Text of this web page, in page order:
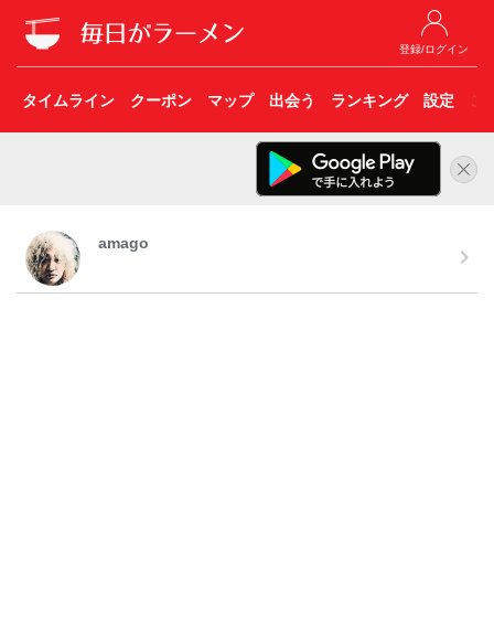
登録/ログイン
タイムライン クーポン マップ 出会う ランキング 設定 こ
amago